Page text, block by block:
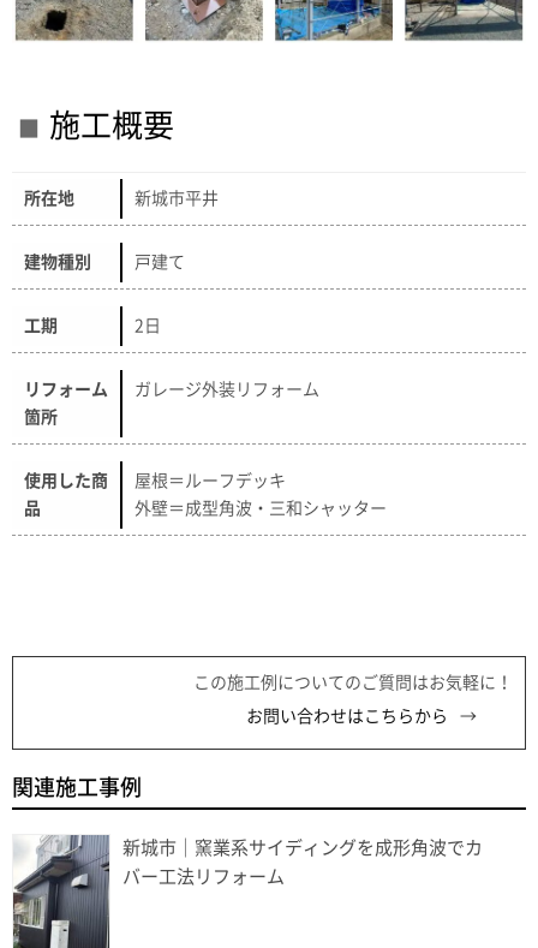
施工概要
所在地 新城市平井
建物種別 戸建て
工期 2日
リフォーム
箇所
ガレージ外装リフォーム
使用した商
品
屋根＝ルーフデッキ
外壁＝成型角波・三和シャッター
この施工例についてのご質問はお気軽に！
お問い合わせはこちらから
関連施工事例
新城市｜窯業系サイディングを成形角波でカ
バー工法リフォーム